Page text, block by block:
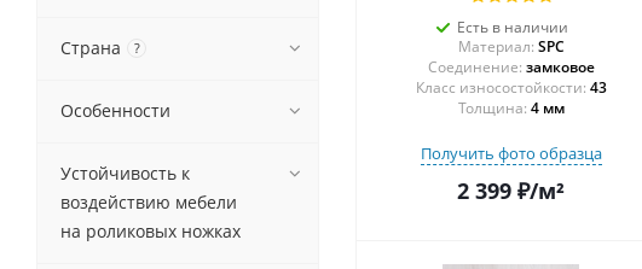
Есть в наличии
Материал: SPC
Соединение: замковое
43
Толщина: 4 мм
Получить фото образца
2 399 ₽/м²
Страна ?
Особенности
Устойчивость к
воздействию мебели
на роликовых ножках